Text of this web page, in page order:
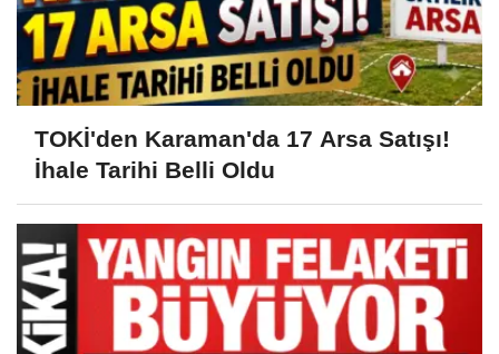
TOKİ'den Karaman'da 17 Arsa Satışı!
İhale Tarihi Belli Oldu